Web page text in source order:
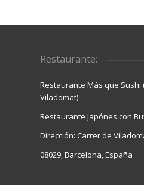
Restaurante:
Restaurante Más que Sushi
Viladomat)
Restaurante Japónes con
Dirección: Carrer de
08029, Barcelona, España